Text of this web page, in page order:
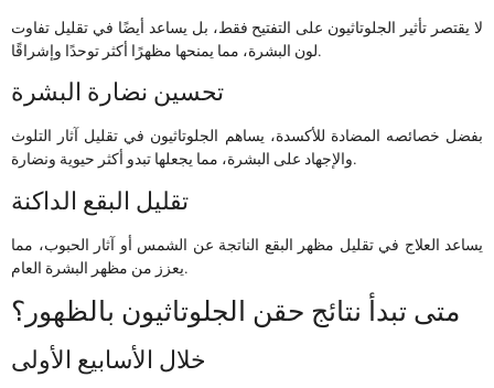
لا يقتصر تأثير الجلوتاثيون على التفتيح فقط، بل يساعد أيضًا في تقليل تفاوت
لون البشرة، مما يمنحها مظهرًا أكثر توحدًا وإشراقًا.
تحسين نضارة البشرة
بفضل خصائصه المضادة للأكسدة، يساهم الجلوتاثيون في تقليل آثار التلوث
والإجهاد على البشرة، مما يجعلها تبدو أكثر حيوية ونضارة.
تقليل البقع الداكنة
يساعد العلاج في تقليل مظهر البقع الناتجة عن الشمس أو آثار الحبوب، مما
يعزز من مظهر البشرة العام.
متى تبدأ نتائج حقن الجلوتاثيون بالظهور؟
خلال الأسابيع الأولى